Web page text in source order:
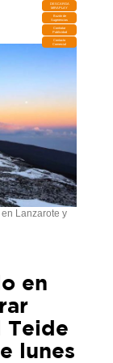
DESCARGA
MIRAPLAY
Buzón de
Sugerencias
Contratar
Publicidad
Contacto
Comercial
Lanzarote y
en
Teide
lunes